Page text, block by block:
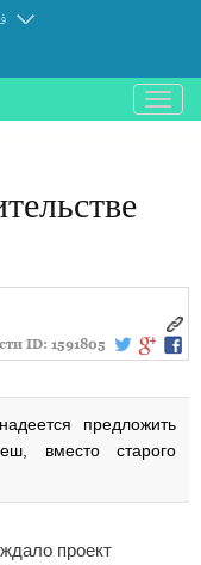
باز
و
ID: 1591805
предложить
вместо старого
проект